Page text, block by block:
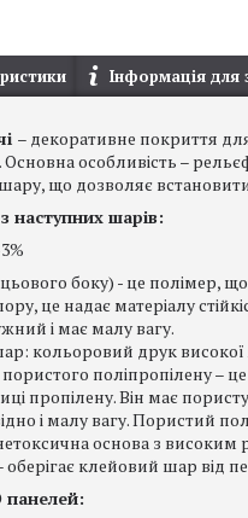
Інформація для
– декоративне покриття
особливість –
що дозволяє
наступних шарів:
боку) - це полімер,
це надає матеріалу
і має малу вагу.
кольоровий друк високої
поліпропілену –
пропілену. Він має
і малу вагу. Пористий
основа з високим
оберігає клейовий шар від
панелей: